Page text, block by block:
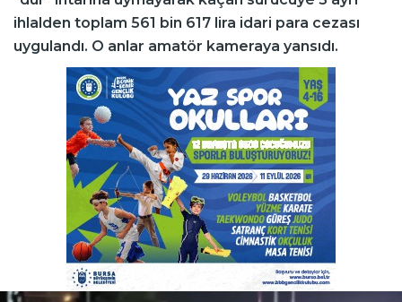
ihlalden toplam 561 bin 617 lira idari para cezası
uygulandı. O anlar amatör kameraya yansıdı.